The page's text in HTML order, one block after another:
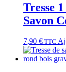
Tresse
Savon
7,90 € TTC